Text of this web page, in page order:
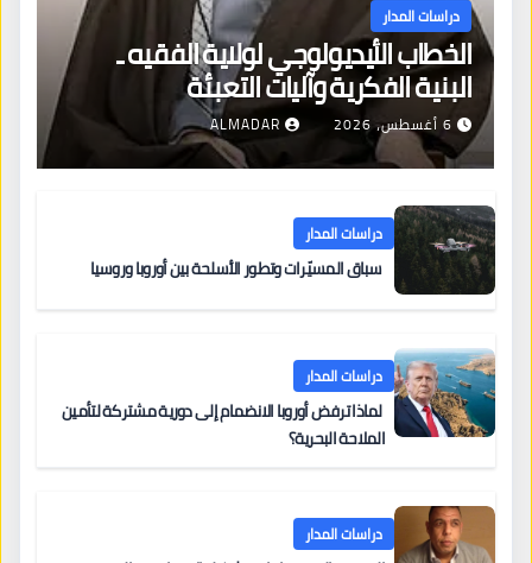
دراسات المدار
الخطاب الأيديولوجي لولاية الفقيه ـ
البنية الفكرية وآليات التعبئة
6 أغسطس، 2026 ALMADAR
دراسات المدار
سباق المسيّرات وتطور الأسلحة بين أوروبا وروسيا
دراسات المدار
لماذا ترفض أوروبا الانضمام إلى دورية مشتركة لتأمين
الملاحة البحرية؟
دراسات المدار